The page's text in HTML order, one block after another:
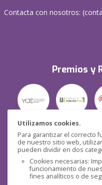
Utilizamos cookies.
Para garantizar el correcto
de nuestro sitio web,
pueden dividir en dos
Cookies necesarias:
funcionamiento de
fines analíticos o de
Contacta con nosotros: (
Premios y